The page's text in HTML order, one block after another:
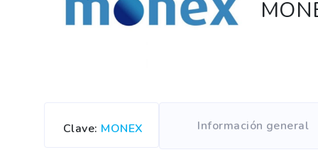
EDUCACIÓN
Clave: MONEX Información general